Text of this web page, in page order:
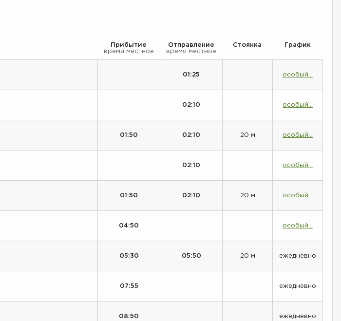
Прибытие
время местное
Отправление
время местное
Стоянка График
01:25 особый...
02:10 особый...
01:50 02:10 20 м особый...
02:10 особый...
01:50 02:10 20 м особый...
04:50 особый...
05:30 05:50 20 м ежедневно
07:55 ежедневно
08:50 ежедневно